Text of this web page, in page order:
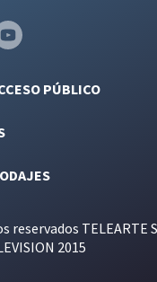
PÚBLICO
reservados TELEARTE
2015